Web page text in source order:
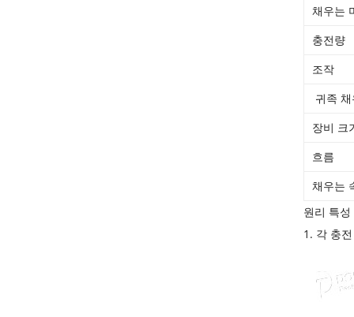
채우는
충전량
조작
귀족
장비 크
흐름
채우는
원리 특성
1. 각 충